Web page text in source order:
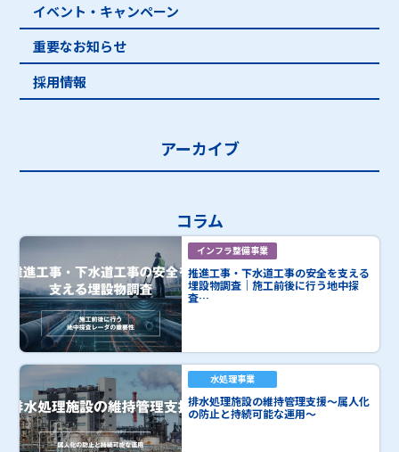
イベント・キャンペーン
重要なお知らせ
採用情報
アーカイブ
コラム
インフラ整備事業
推進工事・下水道工事の安全を支える
埋設物調査｜施工前後に行う地中探
査…
水処理事業
排水処理施設の維持管理支援～属人化
の防止と持続可能な運用～